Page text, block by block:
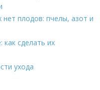
нет плодов: пчелы, азот и
сделать их
ухода